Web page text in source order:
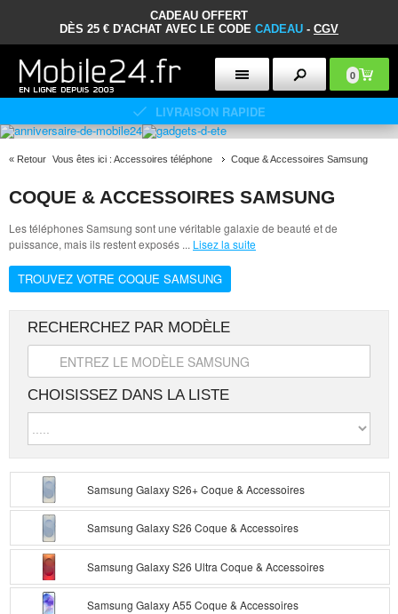
CADEAU OFFERT
DÈS 25 € D'ACHAT AVEC LE CODE CADEAU - CGV
0
POLITIQUE DE RETOUR DE 30 JOURS
« Retour Vous êtes ici : Accessoires téléphone Coque & Accessoires Samsung
COQUE & ACCESSOIRES SAMSUNG
Les téléphones Samsung sont une véritable galaxie de beauté et de
puissance, mais ils restent exposés ... Lisez la suite
TROUVEZ VOTRE COQUE SAMSUNG
RECHERCHEZ PAR MODÈLE
CHOISISSEZ DANS LA LISTE
Samsung Galaxy S26+ Coque & Accessoires
Samsung Galaxy S26 Coque & Accessoires
Samsung Galaxy S26 Ultra Coque & Accessoires
Samsung Galaxy A55 Coque & Accessoires